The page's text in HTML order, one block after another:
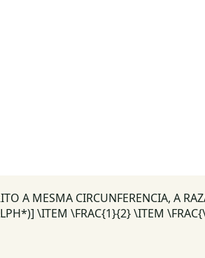
A MESMA CIRCUNFERENCIA, A
\ITEM \FRAC{1}{2} \ITEM